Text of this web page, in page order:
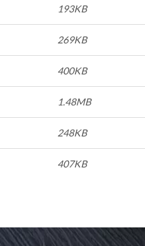
193KB
269KB
400KB
1.48MB
248KB
407KB